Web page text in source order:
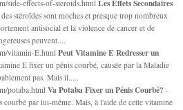
side-effects-of-steroids.htmlLes Effets Secondaires
stéroïdes sont moches et presque trop nombreux
antisocial et la violence de cancer et de
peuvent....
vitamin-E.htmlPeut Vitamine E Redresser un
E fixer un pénis courbé, causée par la Maladie
pas. Mais il.....
potaba.htmlVa Potaba Fixer un Pénis Courbé? -
courbé par lui-même. Mais, à l'aide de cette vitamine